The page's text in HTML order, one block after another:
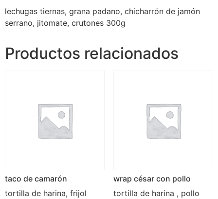
lechugas tiernas, grana padano, chicharrón de jamón
serrano, jitomate, crutones 300g
Productos relacionados
taco de camarón
tortilla de harina, frijol
wrap césar con pollo
tortilla de harina , pollo